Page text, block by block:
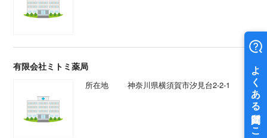
有限会社ミトミ薬局
所在地 神奈川県横須賀市汐見台2-2-1